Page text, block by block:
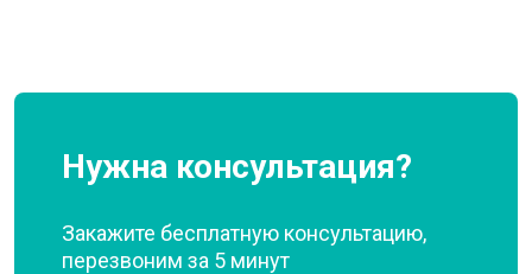
Нужна консультация?
Закажите бесплатную консультацию,
перезвоним за 5 минут